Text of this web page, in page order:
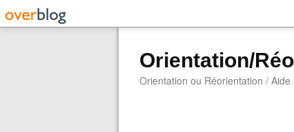
Orientation/
Orientation ou Réorientation /